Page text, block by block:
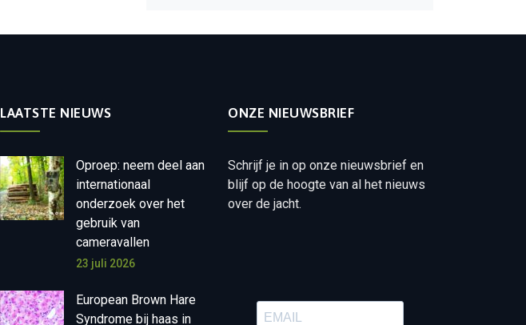
LAATSTE NIEUWS
Oproep: neem deel aan
internationaal
onderzoek over het
gebruik van
cameravallen
23 juli 2026
European Brown Hare
Syndrome bij haas in
ONZE NIEUWSBRIEF
Schrijf je in op onze nieuwsbrief en
blijf op de hoogte van al het nieuws
over de jacht.